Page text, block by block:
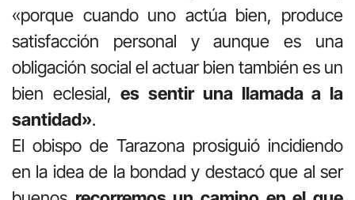
«porque cuando uno actúa bien, produce
satisfacción personal y aunque es una
obligación social el actuar bien también es un
bien eclesial,es sentir una llamada a la
santidad».
El obispo de Tarazona prosiguió incidiendo
en la idea de la bondad y destacó que al ser